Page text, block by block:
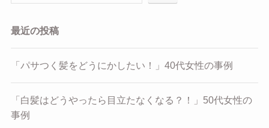
最近の投稿
「パサつく髪をどうにかしたい！」40代女性の事例
「白髪はどうやったら目立たなくなる？！」50代女性の
事例